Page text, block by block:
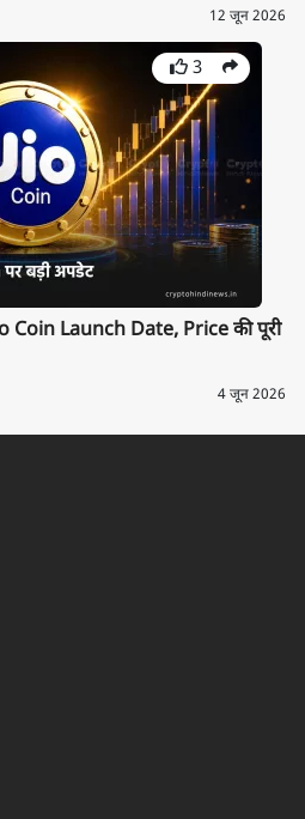
12 जून 2026
3
Coin Launch Date, Price की पूरी
4 जून 2026